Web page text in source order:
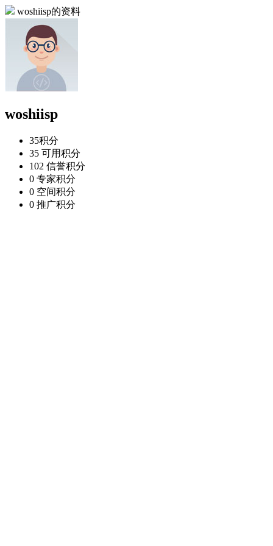
woshiisp的资料
woshiisp
35积分
35 可用积分
102 信誉积分
0 专家积分
0 空间积分
0 推广积分